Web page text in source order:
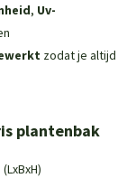
, Uv-
zodat je altijd
plantenbak